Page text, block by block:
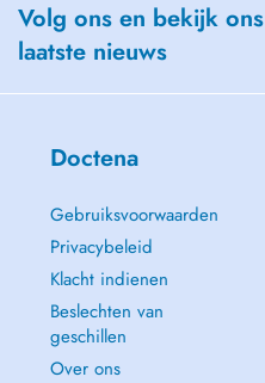
Volg ons en bekijk ons
laatste nieuws
Doctena
Gebruiksvoorwaarden
Privacybeleid
Klacht indienen
Beslechten van
geschillen
Over ons